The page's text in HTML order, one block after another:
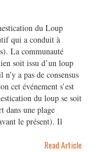
du Loup
qui a conduit à
La communauté
soit issu d’un loup
a pas de consensus
cet événement s’est
du loup se soit
dans une plage
le présent). Il
Read Article